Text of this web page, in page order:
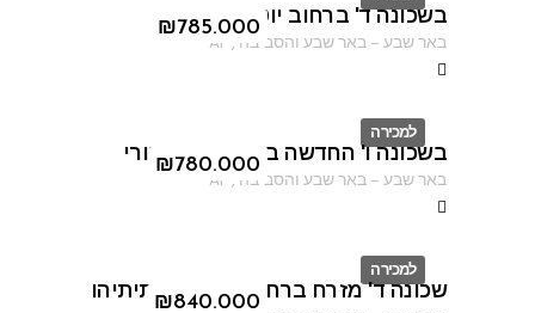
ID
₪785.000
בשכונה ד' ברחוב יוטבתה
באר שבע–באר שבע והסביבה ,
AF
למכירה
ID
₪780.000
בשכונה ו' החדשה ברחוב יעקב דורי
באר שבע–באר שבע והסביבה ,
AF
למכירה
ID
₪840.000
שכונה ד' מזרח ברחוב יוסף בן מתיתיהו